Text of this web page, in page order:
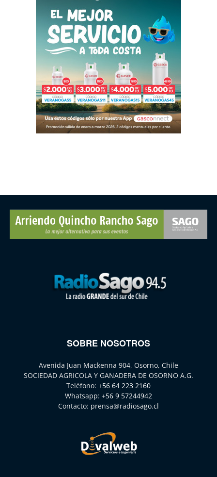
SOBRE NOSOTROS
Avenida Juan Mackenna 904, Osorno, Chile
SOCIEDAD AGRICOLA Y GANADERA DE OSORNO A.G.
Teléfono: +56 64 223 2160
Whatsapp: +56 9 57244942
Contacto: prensa@radiosago.cl